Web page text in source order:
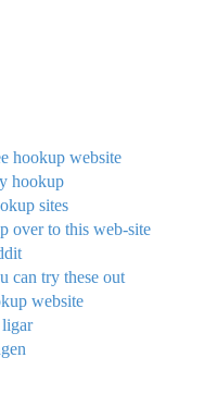
hookup website
hookup
sites
over to this web-site
can try these out
website
ligar